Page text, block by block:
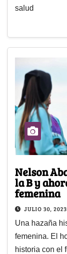
salud
Nelson
la B y
femenina
JULIO 30, 2023
Una hazaña
femenina. El
historia con el